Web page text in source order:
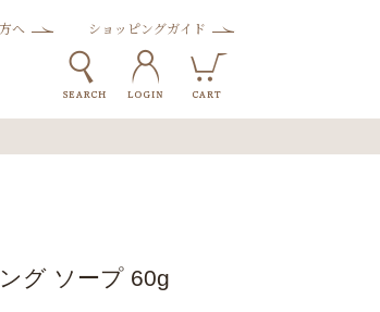
へ ショッピングガイド
グ ソープ 60g